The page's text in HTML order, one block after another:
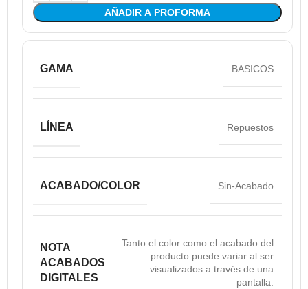
AÑADIR A PROFORMA
GAMA BASICOS
LÍNEA Repuestos
ACABADO/COLOR Sin-Acabado
NOTA
ACABADOS
DIGITALES
Tanto el color como el acabado del
producto puede variar al ser
visualizados a través de una
pantalla.